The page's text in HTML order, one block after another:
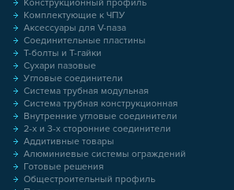
Конструкционный профиль
Комплектующие к ЧПУ
Аксессуары для V-паза
Соединительные пластины
Т-болты и Т-гайки
Сухари пазовые
Угловые соединители
Система трубная модульная
Система трубная конструкционная
Внутренние угловые соединители
2-х и 3-х сторонние соединители
Аддитивные товары
Алюминиевые системы ограждений
Готовые решения
Общестроительный профиль